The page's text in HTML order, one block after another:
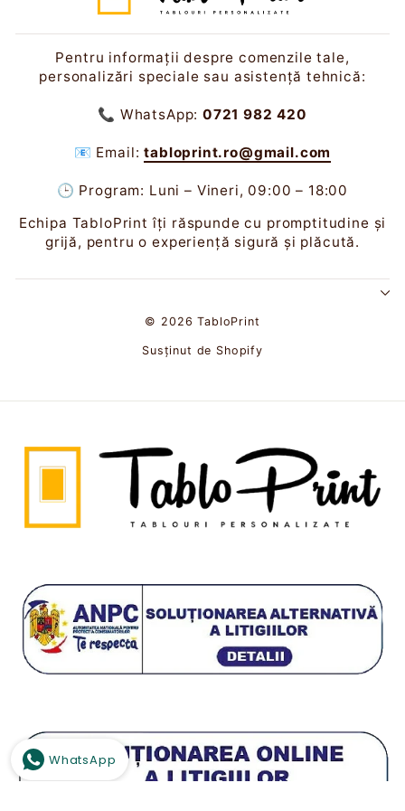
Pentru informații despre comenzile tale,
personalizări speciale sau asistență tehnică:
📞 WhatsApp: 0721 982 420
📧 Email:tabloprint.ro@gmail.com
🕒 Program: Luni – Vineri, 09:00 – 18:00
Echipa TabloPrint îți răspunde cu promptitudine și
grijă, pentru o experiență sigură și plăcută.
© 2026 TabloPrint
Susținut de Shopify
WhatsApp